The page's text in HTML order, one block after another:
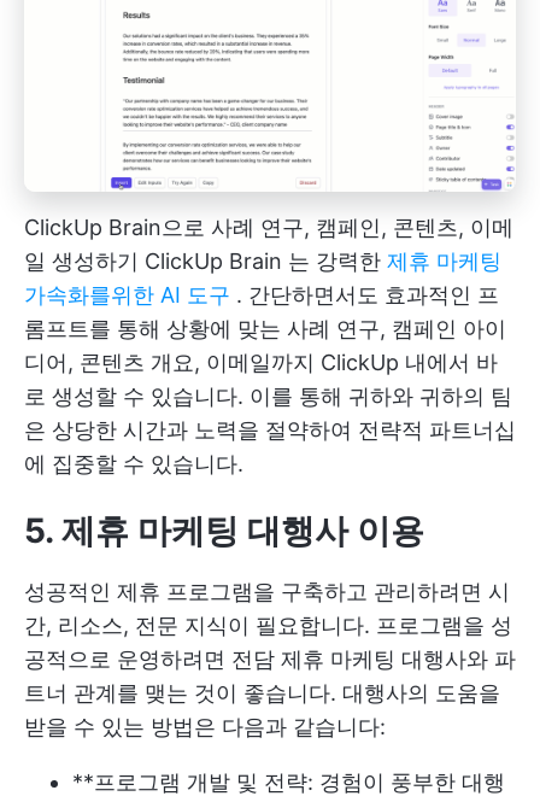
ClickUp Brain으로 사례 연구, 캠페인, 콘텐츠, 이메
일 생성하기 ClickUp Brain 는 강력한 제휴 마케팅
가속화를위한 AI 도구 . 간단하면서도 효과적인 프
롬프트를 통해 상황에 맞는 사례 연구, 캠페인 아이
디어, 콘텐츠 개요, 이메일까지 ClickUp 내에서 바
로 생성할 수 있습니다. 이를 통해 귀하와 귀하의 팀
은 상당한 시간과 노력을 절약하여 전략적 파트너십
에 집중할 수 있습니다.
5. 제휴 마케팅 대행사 이용
성공적인 제휴 프로그램을 구축하고 관리하려면 시
간, 리소스, 전문 지식이 필요합니다. 프로그램을 성
공적으로 운영하려면 전담 제휴 마케팅 대행사와 파
트너 관계를 맺는 것이 좋습니다. 대행사의 도움을
받을 수 있는 방법은 다음과 같습니다:
**프로그램 개발 및 전략: 경험이 풍부한 대행